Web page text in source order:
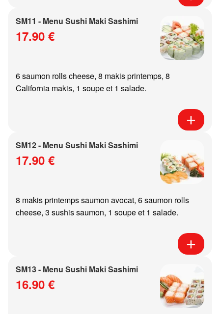
SM11 - Menu Sushi Maki Sashimi
17.90 €
6 saumon rolls cheese, 8 makis printemps, 8
California makis, 1 soupe et 1 salade.
SM12 - Menu Sushi Maki Sashimi
17.90 €
8 makis printemps saumon avocat, 6 saumon rolls
cheese, 3 sushis saumon, 1 soupe et 1 salade.
SM13 - Menu Sushi Maki Sashimi
16.90 €